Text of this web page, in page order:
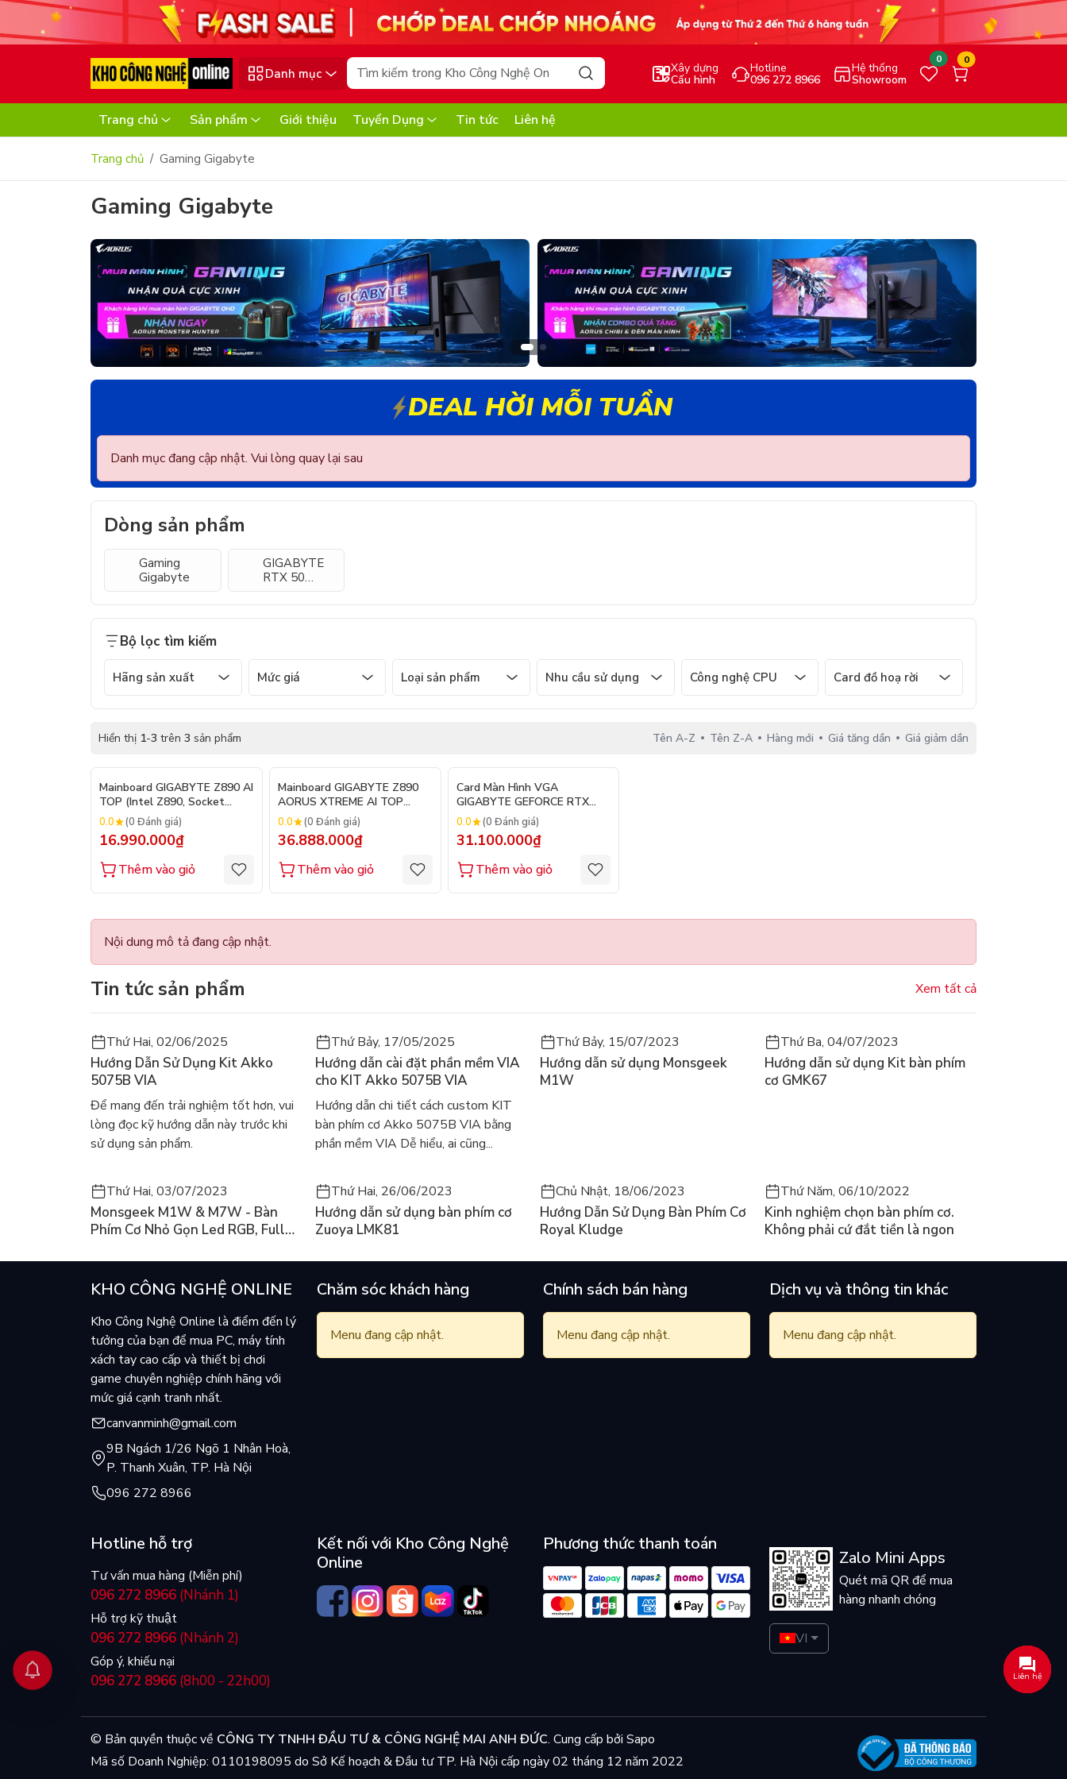
Danh mục Xây dựng
Cấu hình
Hotline
096 272 8966
Hệ thống
Showroom
0 0
Trang chủ Sản phẩm Giới thiệu Tuyển Dụng Tin tức Liên hệ
Trang chủ Gaming Gigabyte
Gaming Gigabyte
DEAL HỜI MỖI TUẦN
Danh mục đang cập nhật. Vui lòng quay lại sau
Dòng sản phẩm
Gaming
Gigabyte
GIGABYTE
RTX 50
Series
Bộ lọc tìm kiếm
Hãng sản xuất Mức giá Loại sản phẩm Nhu cầu sử dụng Công nghệ CPU Card đồ hoạ rời
Hiển thị 1-3 trên 3 sản phẩm Tên A-Z Tên Z-A Hàng mới Giá tăng dần Giá giảm dần
Mainboard GIGABYTE Z890 AI
TOP (Intel Z890, Socket
1851, E-ATX, 4 khe RAM
DDR5)
0.0 (0 Đánh giá)
16.990.000₫
Thêm vào giỏ
Mainboard GIGABYTE Z890
AORUS XTREME AI TOP
(Intel Z890, Socket 1851, E-
ATX, 4 khe RAM DDR5)
0.0 (0 Đánh giá)
36.888.000₫
Thêm vào giỏ
Card Màn Hình VGA
GIGABYTE GEFORCE RTX
5070 Ti GAMING OC 16G
0.0 (0 Đánh giá)
31.100.000₫
Thêm vào giỏ
Nội dung mô tả đang cập nhật.
Tin tức sản phẩm Xem tất cả
Thứ Hai, 02/06/2025
Hướng Dẫn Sử Dụng Kit Akko
5075B VIA
Để mang đến trải nghiệm tốt hơn, vui
lòng đọc kỹ hướng dẫn này trước khi
sử dụng sản phẩm.
Thứ Bảy, 17/05/2025
Hướng dẫn cài đặt phần mềm VIA
cho KIT Akko 5075B VIA
Hướng dẫn chi tiết cách custom KIT
bàn phím cơ Akko 5075B VIA bằng
phần mềm VIA Dễ hiểu, ai cũng...
Thứ Bảy, 15/07/2023
Hướng dẫn sử dụng Monsgeek
M1W
Thứ Ba, 04/07/2023
Hướng dẫn sử dụng Kit bàn phím
cơ GMK67
Thứ Hai, 03/07/2023
Monsgeek M1W & M7W - Bàn
Phím Cơ Nhỏ Gọn Led RGB, Full
Thứ Hai, 26/06/2023
Hướng dẫn sử dụng bàn phím cơ
Zuoya LMK81
Chủ Nhật, 18/06/2023
Hướng Dẫn Sử Dụng Bàn Phím Cơ
Royal Kludge
Thứ Năm, 06/10/2022
Kinh nghiệm chọn bàn phím cơ.
Không phải cứ đắt tiền là ngon
KHO CÔNG NGHỆ ONLINE
Kho Công Nghệ Online là điểm đến lý
tưởng của bạn để mua PC, máy tính
xách tay cao cấp và thiết bị chơi
game chuyên nghiệp chính hãng với
mức giá cạnh tranh nhất.
canvanminh@gmail.com
9B Ngách 1/26 Ngõ 1 Nhân Hoà,
P. Thanh Xuân, TP. Hà Nội
096 272 8966
Chăm sóc khách hàng
Menu đang cập nhật.
Chính sách bán hàng
Menu đang cập nhật.
Dịch vụ và thông tin khác
Menu đang cập nhật.
Hotline hỗ trợ
Tư vấn mua hàng (Miễn phí)
096 272 8966 (Nhánh 1)
Hỗ trợ kỹ thuật
096 272 8966 (Nhánh 2)
Góp ý, khiếu nại
096 272 8966 (8h00 - 22h00)
Kết nối với Kho Công Nghệ
Online
Phương thức thanh toán
Zalo Mini Apps
Quét mã QR để mua
hàng nhanh chóng
VI
© Bản quyền thuộc về CÔNG TY TNHH ĐẦU TƯ & CÔNG NGHỆ MAI ANH ĐỨC. Cung cấp bởi Sapo
Mã số Doanh Nghiệp: 0110198095 do Sở Kế hoạch & Đầu tư TP. Hà Nội cấp ngày 02 tháng 12 năm 2022
Liên hệ